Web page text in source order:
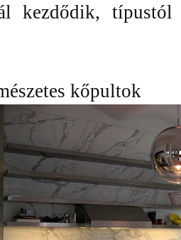
kezdődik,
kőpultok